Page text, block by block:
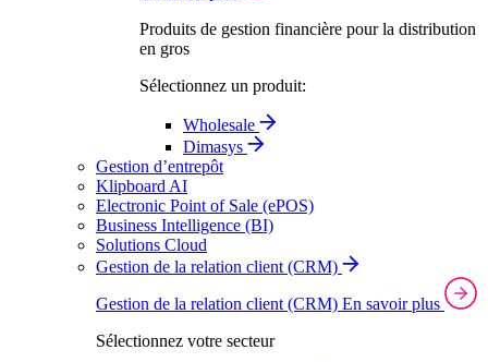
Produits de gestion financière pour la distribution
en gros
Sélectionnez un produit:
Wholesale
Dimasys
Gestion d’entrepôt
Klipboard AI
Electronic Point of Sale (ePOS)
Business Intelligence (BI)
Solutions Cloud
Gestion de la relation client (CRM)
Gestion de la relation client (CRM) En savoir plus
Sélectionnez votre secteur